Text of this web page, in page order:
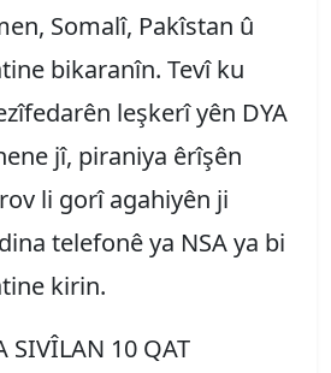
Somalî, Pakîstan û
bikaranîn. Tevî ku
leşkerî yên DYA
jî, piraniya êrîşên
li gorî agahiyên ji
telefonê ya NSA ya bi
kirin.
SIVÎLAN 10 QAT